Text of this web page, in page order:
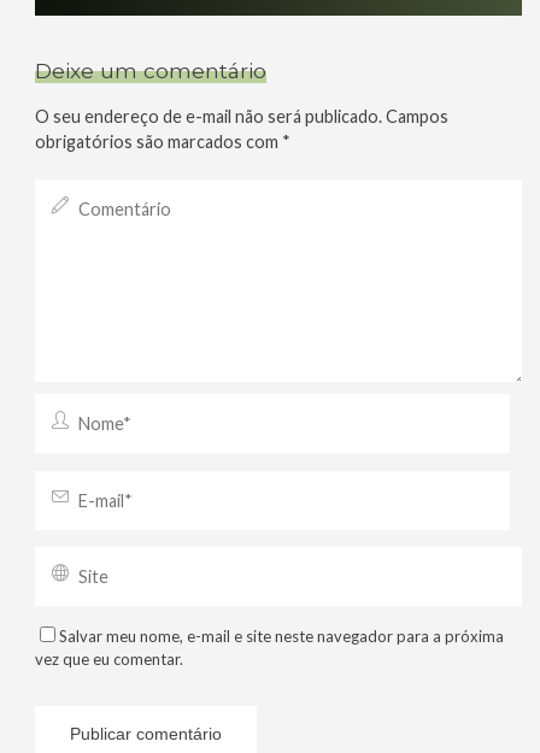
Deixe um comentário
O seu endereço de e-mail não será publicado. Campos
obrigatórios são marcados com *
Salvar meu nome, e-mail e site neste navegador para a próxima
vez que eu comentar.